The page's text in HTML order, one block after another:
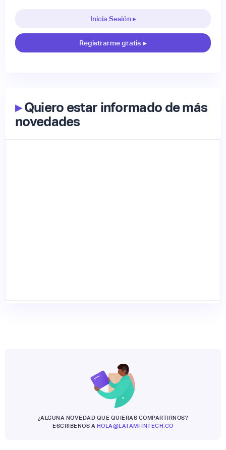
Inicia Sesión ▸
Registrarme gratis ▸
▸Quiero estar informado de más
novedades
¿ALGUNA NOVEDAD QUE QUIERAS COMPARTIRNOS?
ESCRÍBENOS A HOLA@LATAMFINTECH.CO